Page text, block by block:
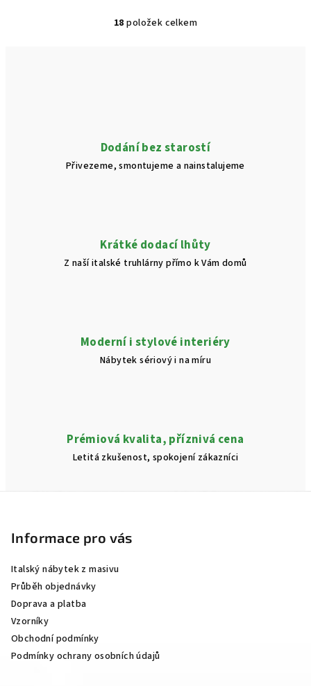
O
í
r
v
ý
p
18 položek celkem
Dodání bez starostí
Přivezeme, smontujeme a nainstalujeme
Krátké dodací lhůty
Z naší italské truhlárny přímo k Vám domů
Moderní i stylové interiéry
Nábytek sériový i na míru
Prémiová kvalita, příznivá cena
Letitá zkušenost, spokojení zákazníci
Informace pro vás
Italský nábytek z masivu
Průběh objednávky
Doprava a platba
Vzorníky
Obchodní podmínky
Podmínky ochrany osobních údajů